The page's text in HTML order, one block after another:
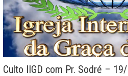
Culto IIGD com Pr. Sodré –